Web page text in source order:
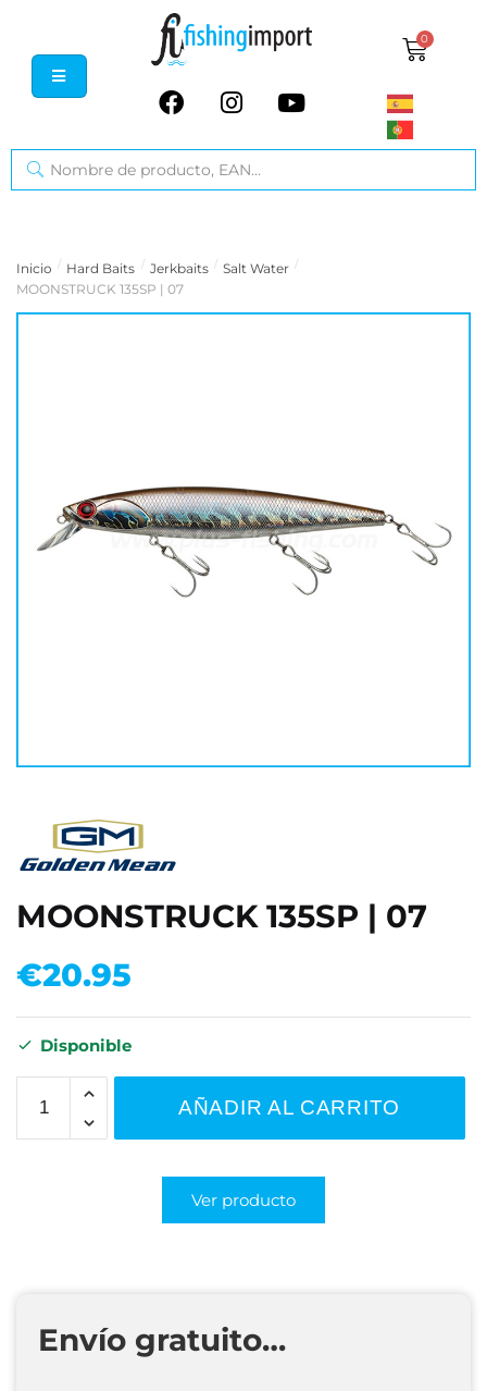
0
Inicio / Hard Baits / Jerkbaits / Salt Water /
MOONSTRUCK 135SP | 07
MOONSTRUCK 135SP | 07
€20.95
Disponible
AÑADIR AL CARRITO
Ver producto
Envío gratuito…